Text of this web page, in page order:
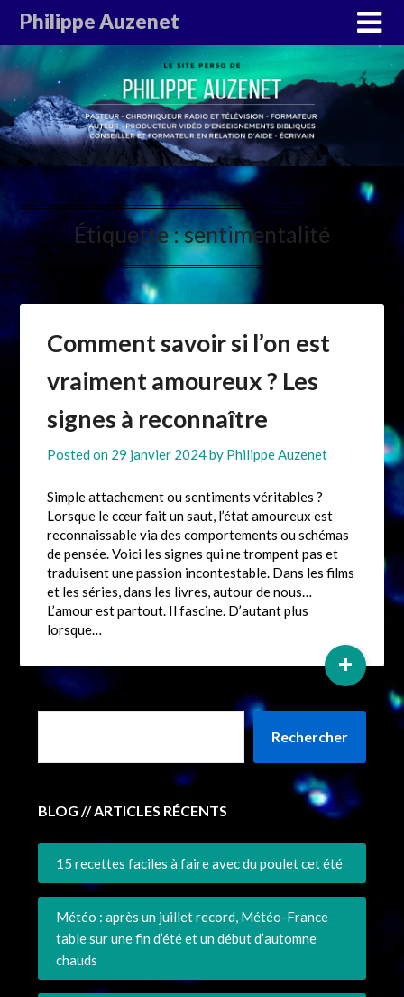
Philippe Auzenet
Étiquette :sentimentalité
Comment savoir si l’on est
vraiment amoureux ? Les
signes à reconnaître
Posted on 29 janvier 2024by Philippe Auzenet
Simple attachement ou sentiments véritables ?
Lorsque le cœur fait un saut, l’état amoureux est
reconnaissable via des comportements ou schémas
de pensée. Voici les signes qui ne trompent pas et
traduisent une passion incontestable. Dans les films
et les séries, dans les livres, autour de nous…
L’amour est partout. Il fascine. D’autant plus
lorsque…
+
Rechercher
BLOG // ARTICLES RÉCENTS
15 recettes faciles à faire avec du poulet cet été
Météo : après un juillet record, Météo-France
table sur une fin d’été et un début d’automne
chauds